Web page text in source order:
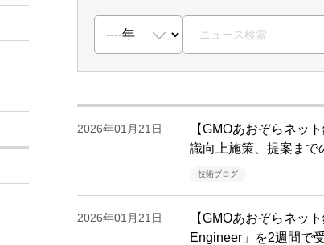
2026年01月21日
【GMOあおぞらネッ
識向上施策、提案まで
技術ブログ
2026年01月21日
【GMOあおぞらネッ
Engineer」を2週間で